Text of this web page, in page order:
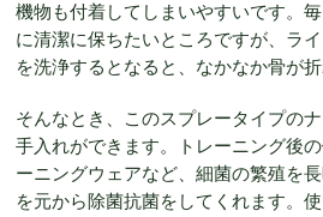
機物も付着してしまいやすいです。
に清潔に保ちたいところですが、ラ
を洗浄するとなると、なかなか骨が折
そんなとき、このスプレータイプの
手入れができます。トレーニング後
ーニングウェアなど、細菌の繁殖を
を元から除菌抗菌をしてくれます。